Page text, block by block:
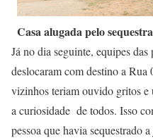
Casa alugada pelo
Já no dia seguinte, equipes
deslocaram com destino a
vizinhos teriam ouvido gritos e
a curiosidade de todos. Isso
pessoa que havia sequestrado